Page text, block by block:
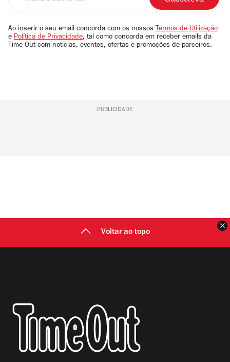
email
Ao inserir o seu email concorda com os nossos Termos de Utilização
e Política de Privacidade, tal como concorda em receber emails da
Time Out com notícias, eventos, ofertas e promoções de parceiros.
PUBLICIDADE
Voltar ao topo